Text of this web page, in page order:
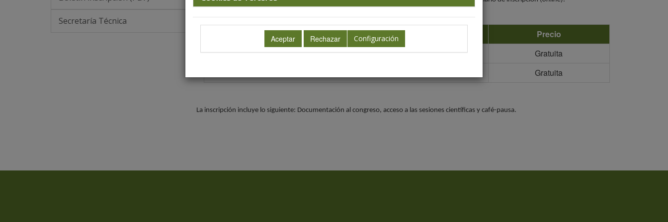
Configuración
Secretaría Técnica
Tipos de inscripción
Precio
Inscripción general
Gratuita
Gratuita
La inscripción incluye lo siguiente: Documentación al congreso, acceso a las sesiones científicas y café-pausa.